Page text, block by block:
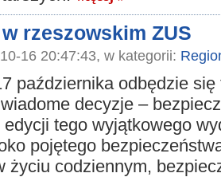
rzeszowskim ZUS
16 20:47:43, w kategorii:
października odbędzie się
decyzje –
edycji tego wyjątkowego
pojętego
życiu codziennym,